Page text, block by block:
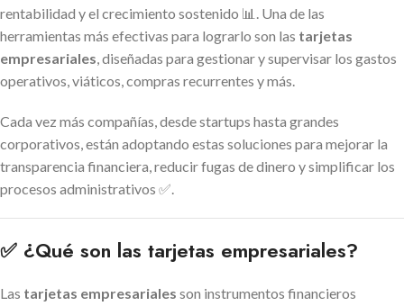
rentabilidad y el crecimiento sostenido 📊. Una de las
herramientas más efectivas para lograrlo son las tarjetas
empresariales, diseñadas para gestionar y supervisar los gastos
operativos, viáticos, compras recurrentes y más.
Cada vez más compañías, desde startups hasta grandes
corporativos, están adoptando estas soluciones para mejorar la
transparencia financiera, reducir fugas de dinero y simplificar los
procesos administrativos ✅.
✅ ¿Qué son las tarjetas empresariales?
Las tarjetas empresariales son instrumentos financieros